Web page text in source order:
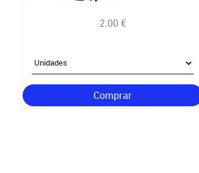
2.00 €
Comprar